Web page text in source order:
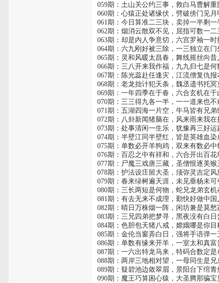
059期：土山关公约三事，救白马曹解重
060期：心猿正处诸缘伏，劈破傍门见月
061期：今日算准二三块，卖掉一半剩一
062期：烟消云散双不见，屈指可数一二
063期：却是内人争意切，六宫罗袖一时
064期：六九刚好被三除，一三独立在门
065期：灵和风暖太昌春，舞线摇丝向昔
066期：三八开来我作福，九九归七是何
067期：陈光蕊赴任逢灾，江流僧复仇报
068期：老龙拙计犯天条，魏丞遗书托冥
069期：一年四季在于春，六合玄机在于
070期：三三得九各一半，一一道来也不
071期：五湖四海一片空，牛马皆有兄弟
072期：八卦新闻猪脑在，风来雨来我在
073期：处事清闲一生乐，犹豫再三好运
074期：半壁江同半壁红，皆是英雄血染
075期：单数必开羊狗鸡，双来有数必中
076期：百忍之中有祥和，六合开出百花
077期：尸魔三戏唐三藏，圣僧恨逐美猴
078期：护法设庄留大圣，须弥灵吉定风
079期：春来绿树遍天涯，未见垂杨未可
080期：三长两短是何物，蛇兄龙弟玄机
081期：有去无来不成理，勤快好做中国
082期：晴日万株烟一阵，闲坊兼是莫愁
083期：三兄四弟把梦寻，黑夜没有白日
084期：色胆包天猪八戒，嫦娥哪是你目
085期：金伦当窗弄白日，强将手语弹一
086期：单数有缘来开羊，一室太和真富
087期：一六出特龙马来，特码合数定是
088期：两岸三地相对望，一母同生是兄
089期：疑碧池边敛翠眉，景阳台下绾青
090期：魔王巧算困心猿，大圣腾那骗宝